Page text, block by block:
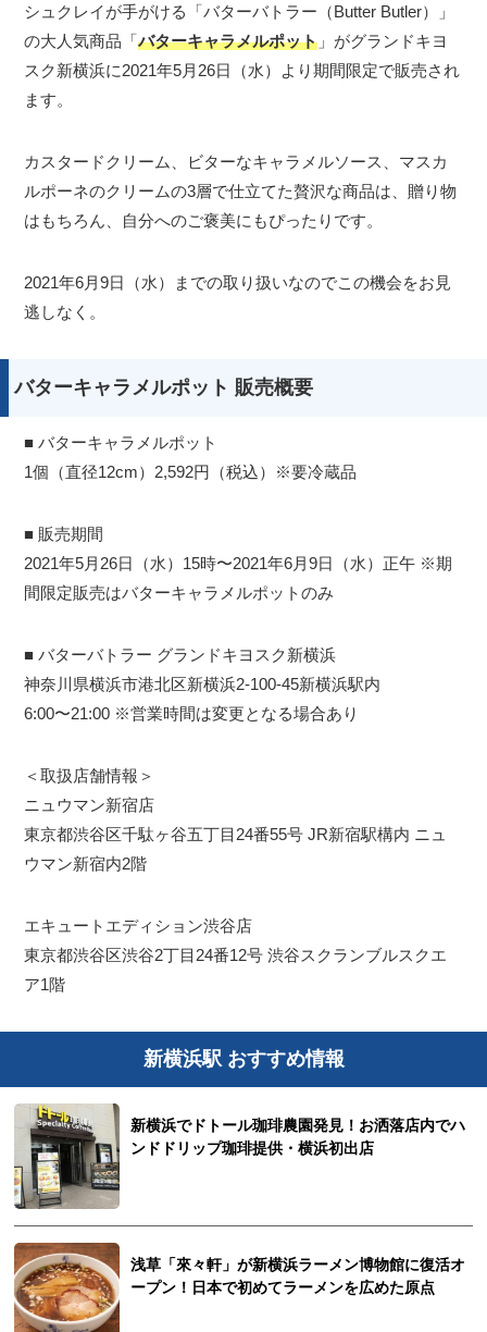
シュクレイが手がける「バターバトラー（Butter Butler）」
の大人気商品「バターキャラメルポット 」がグランドキヨ
スク新横浜に2021年5月26日（水）より期間限定で販売され
ます。
カスタードクリーム、ビターなキャラメルソース、マスカ
ルポーネのクリームの3層で仕立てた贅沢な商品は、贈り物
はもちろん、自分へのご褒美にもぴったりです。
2021年6月9日（水）までの取り扱いなのでこの機会をお見
逃しなく。
バターキャラメルポット 販売概要
■ バターキャラメルポット
1個（直径12cm）2,592円（税込）※要冷蔵品
■ 販売期間
2021年5月26日（水）15時〜2021年6月9日（水）正午 ※期
間限定販売はバターキャラメルポットのみ
■ バターバトラー グランドキヨスク新横浜
神奈川県横浜市港北区新横浜2-100-45新横浜駅内
6:00〜21:00 ※営業時間は変更となる場合あり
＜取扱店舗情報＞
ニュウマン新宿店
東京都渋谷区千駄ヶ谷五丁目24番55号 JR新宿駅構内 ニュ
ウマン新宿内2階
エキュートエディション渋谷店
東京都渋谷区渋谷2丁目24番12号 渋谷スクランブルスクエ
ア1階
新横浜駅 おすすめ情報
新横浜でドトール珈琲農園発見！お洒落店内でハ
ンドドリップ珈琲提供・横浜初出店
浅草「來々軒」が新横浜ラーメン博物館に復活オ
ープン！日本で初めてラーメンを広めた原点